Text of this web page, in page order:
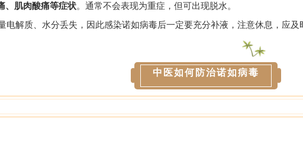
、肌肉酸痛等症状。通常不会表现为重症，但可出现脱水。
电解质、水分丢失，因此感染诺如病毒后一定要充分补液，注意休息，应及
中医如何防治诺如病毒